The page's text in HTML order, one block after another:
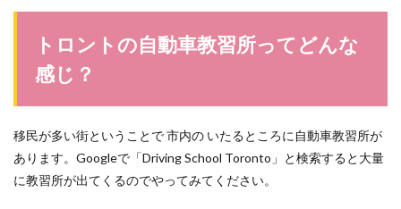
トロントの自動車教習所ってどんな
感じ？
移民が多い街ということで 市内の いたるところに自動車教習所が
あります。Googleで「Driving School Toronto」と検索すると大量
に教習所が出てくるのでやってみてください。